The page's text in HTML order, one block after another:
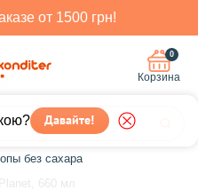
от 1500 грн!
Давайте!
0
Корзина
без сахара